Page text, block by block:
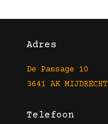
Adres
De Passage 10
3641 AK MIJDRECHT
Telefoon